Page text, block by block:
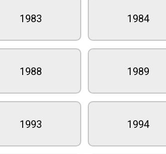
1983 1984
1988 1989
1993 1994